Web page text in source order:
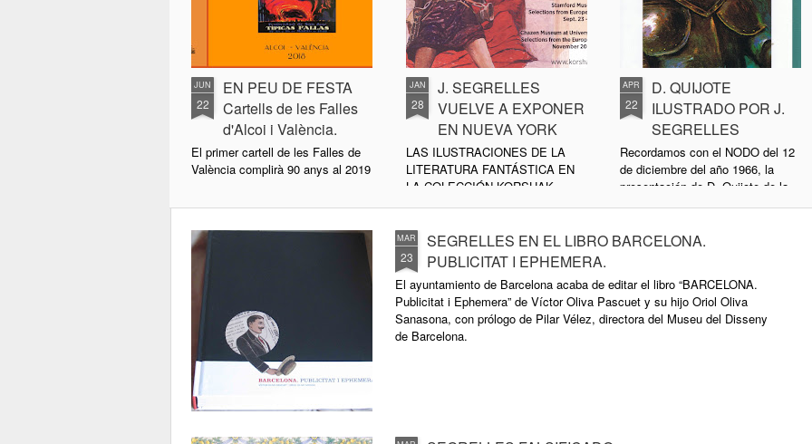
JUN
22
EN PEU DE FESTA
Cartells de les Falles
d'Alcoi i València.
El primer cartell de les Falles de
València complirà 90 anys al 2019
Entrevista amb els comissaris
Per: JOAN JOSEP SOLER
NAVARRO.
Historiador de l’Art. Postgrau en
Educació Artística i Museus.
Postgrau en organizació
d’exposicions, marketing i
comunicació. Membre d’AVCA.
Asso. Valenciana de Crítics
d’Art. Membre del ICOM-
JAN
28
J. SEGRELLES
VUELVE A EXPONER
EN NUEVA YORK
LAS ILUSTRACIONES DE LA
LITERATURA FANTÁSTICA EN
LA COLECCIÓN KORSHAK
INICIARÁN UNA GIRA – SE
ESPLÉNDIDAS ACUARELAS DE
J. SEGRELLES.
Por: Joan Josep Soler Navarro.
Miembro del ICOM-UNESCO.
APR
22
D. QUIJOTE
ILUSTRADO POR J.
SEGRELLES
Recordamos con el NODO del 12
de diciembre del año 1966, la
presentación de D. Quijote de la
Mancha editado por la Espasa-
Segrelles. 400 años después de la
Segrelles. (Clikear y avanzar al
minuto 1' 34'' )
MAR
23
SEGRELLES EN EL LIBRO BARCELONA.
PUBLICITAT I EPHEMERA.
El ayuntamiento de Barcelona acaba de editar el libro “BARCELONA.
Publicitat i Ephemera” de Víctor Oliva Pascuet y su hijo Oriol Oliva
Sanasona, con prólogo de Pilar Vélez, directora del Museu del Disseny
de Barcelona.